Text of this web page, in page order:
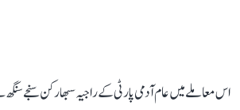
اس معاملے میں عام آدمی پارٹی کے راجیہ سبھا رکن سنجے